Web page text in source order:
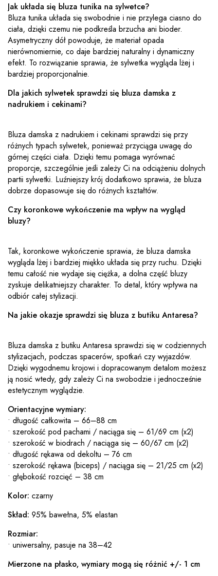
Jak układa się bluza tunika na sylwetce?
Bluza tunika układa się swobodnie i nie przylega ciasno do
ciała, dzięki czemu nie podkreśla brzucha ani bioder.
Asymetryczny dół powoduje, że materiał opada
nierównomiernie, co daje bardziej naturalny i dynamiczny
efekt. To rozwiązanie sprawia, że sylwetka wygląda lżej i
bardziej proporcjonalnie.
Dla jakich sylwetek sprawdzi się bluza damska z
nadrukiem i cekinami?
Bluza damska z nadrukiem i cekinami sprawdzi się przy
różnych typach sylwetek, ponieważ przyciąga uwagę do
górnej części ciała. Dzięki temu pomaga wyrównać
proporcje, szczególnie jeśli zależy Ci na odciążeniu dolnych
partii sylwetki. Luźniejszy krój dodatkowo sprawia, że bluza
dobrze dopasowuje się do różnych kształtów.
Czy koronkowe wykończenie ma wpływ na wygląd
bluzy?
Tak, koronkowe wykończenie sprawia, że bluza damska
wygląda lżej i bardziej miękko układa się przy ruchu. Dzięki
temu całość nie wydaje się ciężka, a dolna część bluzy
zyskuje delikatniejszy charakter. To detal, który wpływa na
odbiór całej stylizacji.
Na jakie okazje sprawdzi się bluza z butiku Antaresa?
Bluza damska z butiku Antaresa sprawdzi się w codziennych
stylizacjach, podczas spacerów, spotkań czy wyjazdów.
Dzięki wygodnemu krojowi i dopracowanym detalom możesz
ją nosić wtedy, gdy zależy Ci na swobodzie i jednocześnie
estetycznym wyglądzie.
Orientacyjne wymiary:
• długość całkowita – 66–88 cm
• szerokość pod pachami / naciąga się – 61/69 cm (x2)
• szerokość w biodrach / naciąga się – 60/67 cm (x2)
• długość rękawa od dekoltu – 76 cm
• szerokość rękawa (biceps) / naciąga się – 21/25 cm (x2)
• głębokość rozcięć – 38 cm
Kolor: czarny
Skład: 95% bawełna, 5% elastan
Rozmiar:
• uniwersalny, pasuje na 38–42
Mierzone na płasko, wymiary mogą się różnić +/- 1 cm